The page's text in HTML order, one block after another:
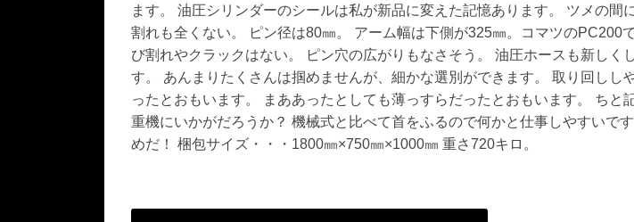
ます。 油圧シリンダーのシールは私が新品に変えた記憶あります。 ツメの
割れも全くない。 ピン径は80㎜。 アーム幅は下側が325㎜。コマツの
び割れやクラックはない。 ピン穴の広がりもなさそう。 油圧ホースも新し
す。 あんまりたくさんは掴めませんが、細かな選別ができます。 取り回し
ったとおもいます。 まああったとしても薄っすらだったとおもいます。 ち
重機にいかがだろうか？ 機械式と比べて首をふるので何かと仕事しやすいで
めだ！ 梱包サイズ・・・1800㎜×750㎜×1000㎜ 重さ720キロ。